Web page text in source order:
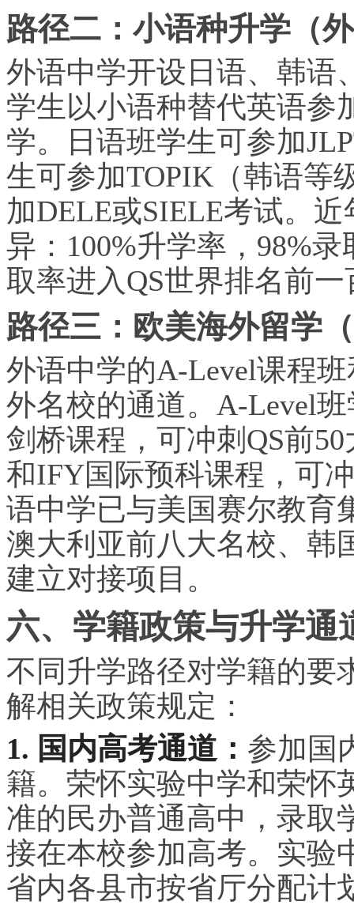
路径二：小语种升学（
外语中学开设日语、韩语
学生以小语种替代英语参
学。日语班学生可参加
生可参加TOPIK（韩语等
加DELE或SIELE考试。
异：100%升学率，98%
取率进入QS世界排名前
路径三：欧美海外留学
外语中学的A-Level课程
外名校的通道。A-Level班
剑桥课程，可冲刺QS前
和IFY国际预科课程，可
语中学已与美国赛尔教育
澳大利亚前八大名校、韩
建立对接项目。
六、学籍政策与升学通
不同升学路径对学籍的要
解相关政策规定：
1. 国内高考通道： 参加国
籍。荣怀实验中学和荣怀
准的民办普通高中，录取
接在本校参加高考。实验
省内各县市按省厅分配计